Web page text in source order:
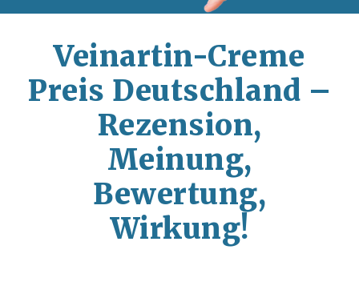
Veinartin-Creme
Preis Deutschland –
Rezension,
Meinung,
Bewertung,
Wirkung!